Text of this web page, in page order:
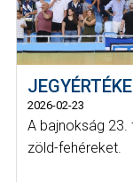
2026-02-23
A bajnokság 23.
zöld-fehéreket.